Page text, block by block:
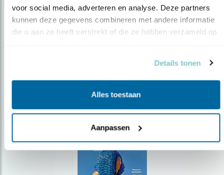
voor social media, adverteren en analyse. Deze partners
kunnen deze gegevens combineren met andere informatie
die u aan ze heeft verstrekt of die ze hebben verzameld op
Details tonen
Alles toestaan
Aanpassen
Meld je aan en ontvang nieuws, inspiratie, acties en tips
over vogels en activiteiten van Vogelbescherming.